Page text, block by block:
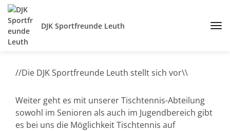
DJK Sportfreunde Leuth
//Die DJK Sportfreunde Leuth stellt sich vor\\
Weiter geht es mit unserer Tischtennis-Abteilung
sowohl im Senioren als auch im Jugendbereich gibt
es bei uns die Möglichkeit Tischtennis auf